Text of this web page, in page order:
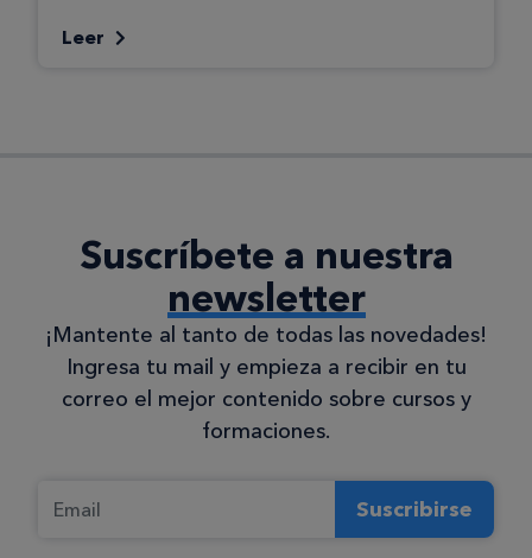
Leer
Suscríbete a nuestra
newsletter
¡Mantente al tanto de todas las novedades!
Ingresa tu mail y empieza a recibir en tu
correo el mejor contenido sobre cursos y
formaciones.
Suscribirse